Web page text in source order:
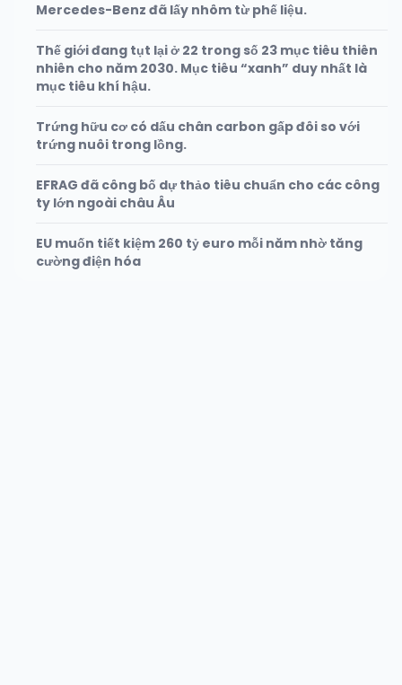
Mercedes-Benz đã lấy nhôm từ phế liệu.
Thế giới đang tụt lại ở 22 trong số 23 mục tiêu thiên
nhiên cho năm 2030. Mục tiêu “xanh” duy nhất là
mục tiêu khí hậu.
Trứng hữu cơ có dấu chân carbon gấp đôi so với
trứng nuôi trong lồng.
EFRAG đã công bố dự thảo tiêu chuẩn cho các công
ty lớn ngoài châu Âu
EU muốn tiết kiệm 260 tỷ euro mỗi năm nhờ tăng
cường điện hóa